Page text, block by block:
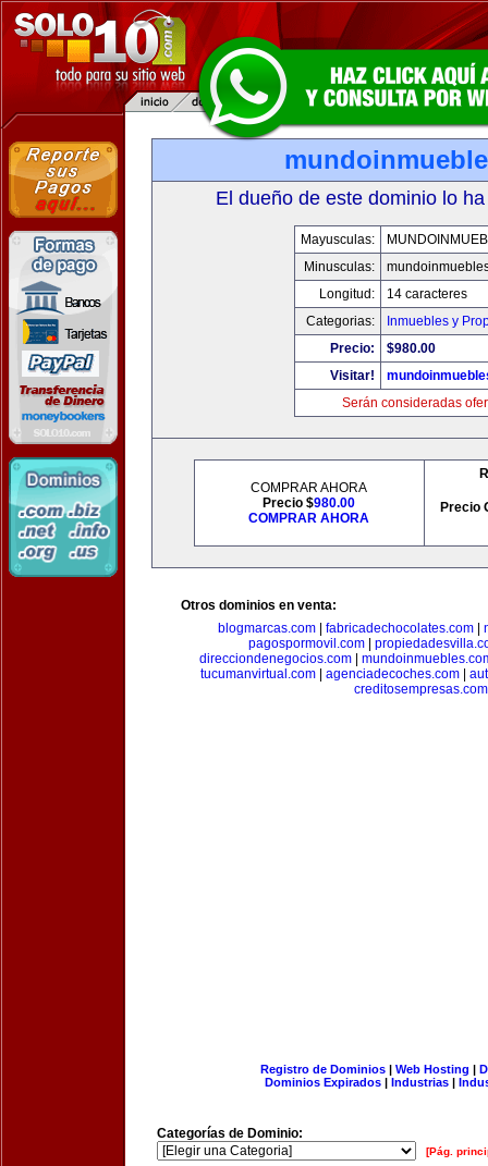
El dueño de este dominio lo
Mayusculas:
Minusculas:
Longitud:
14 caracteres
Categorias:
Inmuebles y
Precio:
$980.00
Visitar!
Serán consideradas
COMPRAR AHORA
Precio $980.00
COMPRAR AHORA
Precio
Otros dominios en venta:
blogmarcas.com
fabricadechocolates.com
pagospormovil.com
direcciondenegocios.com
tucumanvirtual.com| agenciadecoches.com|
creditosempresas.com
Registro de Dominios| Web Hosting |
Dominios Expirados | Industrias |
Categorías de Dominio:
[Pág.